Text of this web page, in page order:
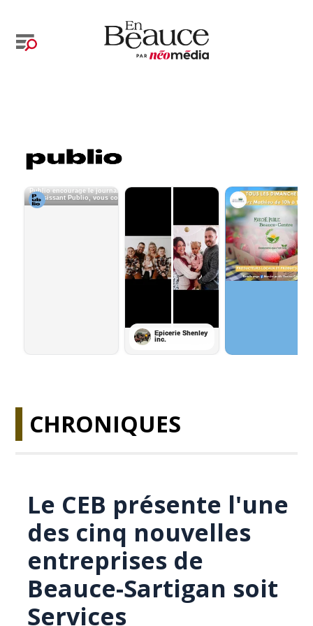
CHRONIQUES
Le CEB présente l'une
des cinq nouvelles
entreprises de
Beauce-Sartigan soit
Services